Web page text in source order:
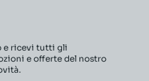
e ricevi tutti gli
e offerte del nostro